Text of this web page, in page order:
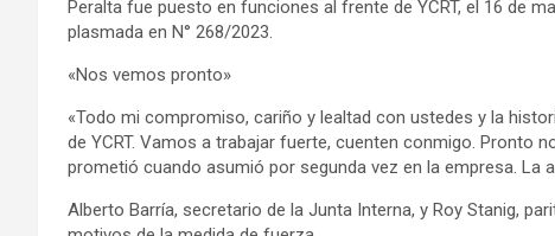
Peralta fue puesto en funciones al frente de YCRT, el 16 de
plasmada en N° 268/2023.
«Nos vemos pronto»
«Todo mi compromiso, cariño y lealtad con ustedes y la
de YCRT. Vamos a trabajar fuerte, cuenten conmigo. Pronto
prometió cuando asumió por segunda vez en la empresa. La
Alberto Barría, secretario de la Junta Interna, y Roy Stanig,